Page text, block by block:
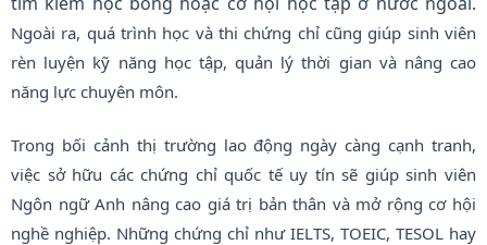
Ngoài ra, quá trình học và thi chứng chỉ cũng giúp sinh viên
rèn luyện kỹ năng học tập, quản lý thời gian và nâng cao
năng lực chuyên môn.
Trong bối cảnh thị trường lao động ngày càng cạnh tranh,
việc sở hữu các chứng chỉ quốc tế uy tín sẽ giúp sinh viên
Ngôn ngữ Anh nâng cao giá trị bản thân và mở rộng cơ hội
nghề nghiệp. Những chứng chỉ như IELTS, TOEIC, TESOL hay